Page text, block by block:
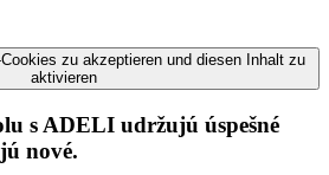
zu akzeptieren und diesen Inhalt zu
aktivieren
s ADELI udržujú úspešné
nové.